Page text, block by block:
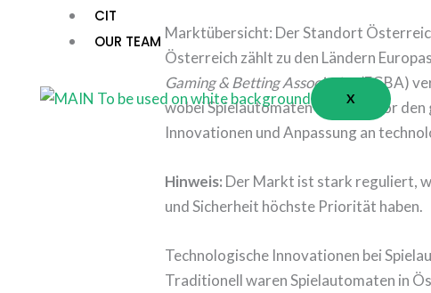
CIT
OUR TEAM
X
Marktübersicht: Der Standort
Österreich zählt zu den Ländern
Gaming & Betting Association(EGBA)
wobei Spielautomaten nach wie vor
Innovationen und Anpassung an
Hinweis: Der Markt ist stark reguliert,
und Sicherheit höchste Priorität haben.
Technologische Innovationen bei
Traditionell waren Spielautomaten in